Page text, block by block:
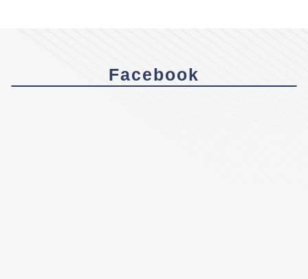
Facebook